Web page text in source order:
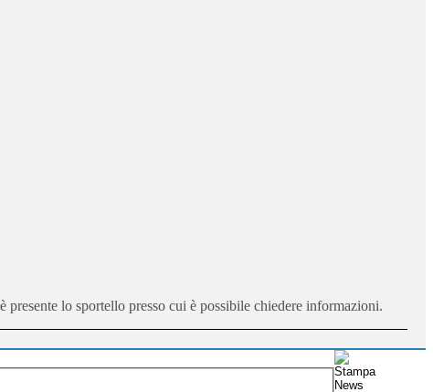
lo sportello presso cui è possibile chiedere informazioni.